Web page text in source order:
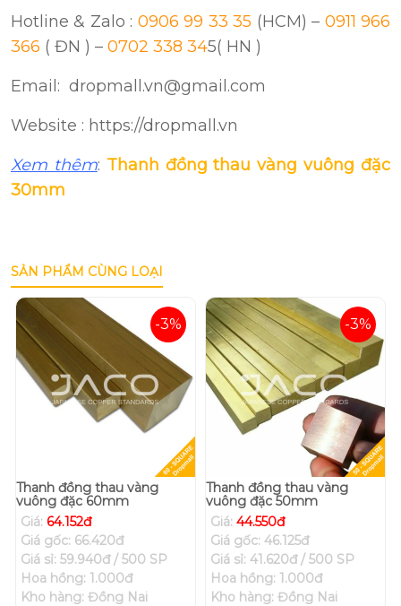
Hotline & Zalo : 0906 99 33 35 (HCM) – 0911 966
366 ( ĐN ) – 0702 338 345( HN )
Email: dropmall.vn@gmail.com
Website : https://dropmall.vn
Xem thêm: Thanh đồng thau vàng vuông đặc
30mm
SẢN PHẨM CÙNG LOẠI
-3%
Thanh đồng thau vàng
vuông đặc 60mm
Giá: 64.152đ
Giá gốc: 66.420đ
Giá sỉ: 59.940đ / 500 SP
Hoa hồng: 1.000đ
Kho hàng: Đồng Nai
-3%
Thanh đồng thau vàng
vuông đặc 50mm
Giá: 44.550đ
Giá gốc: 46.125đ
Giá sỉ: 41.620đ / 500 SP
Hoa hồng: 1.000đ
Kho hàng: Đồng Nai